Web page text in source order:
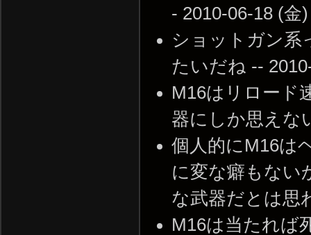
- 2010-06-18 (金
ショットガン系
たいだね --
M16はリロード
器にしか思えな
個人的にM16は
に変な癖もない
な武器だとは思
M16は当たれば